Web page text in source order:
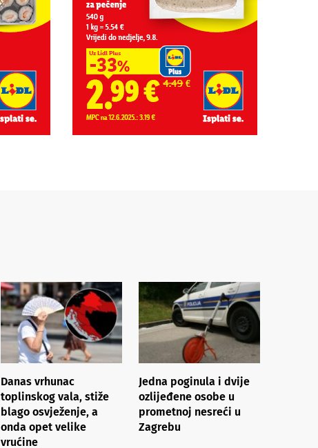
Danas vrhunac
toplinskog vala, stiže
blago osvježenje, a
onda opet velike
vrućine
Jedna poginula i dvije
ozlijeđene osobe u
prometnoj nesreći u
Zagrebu